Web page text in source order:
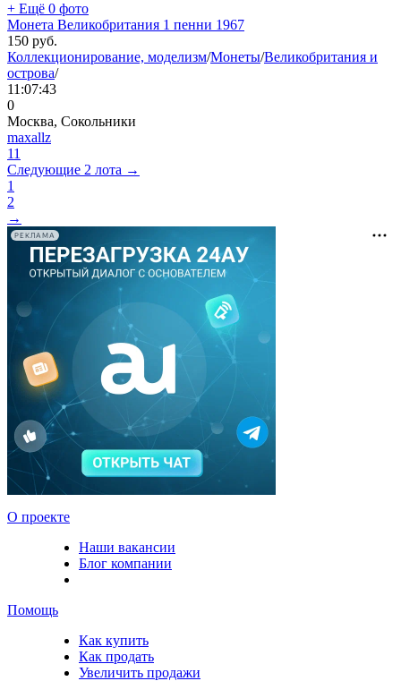
+ Ещё 0 фото
Монета Великобритания 1 пенни 1967
150 руб.
Коллекционирование, моделизм/Монеты/Великобритания и
острова/
11:07:43
0
Москва, Сокольники
maxallz
11
Следующие 2 лота →
1
2
→
РЕКЛАМА
О проекте
Наши вакансии
Блог компании
Помощь
Как купить
Как продать
Увеличить продажи